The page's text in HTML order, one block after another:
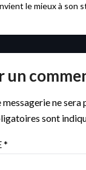
le mieux à son
un
ne sera
sont
*